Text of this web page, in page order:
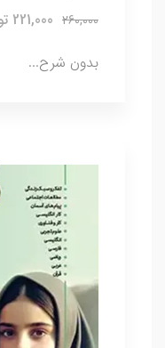
260,000 221,000 تومان
بدون شرح...